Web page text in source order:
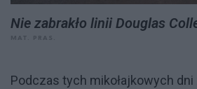
Nie zabrakło linii Douglas
Podczas tych mikołajkowych dni